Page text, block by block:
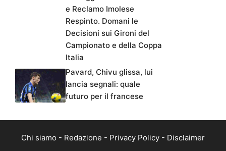
e Reclamo Imolese
Respinto. Domani le
Decisioni sui Gironi del
Campionato e della Coppa
Italia
Pavard, Chivu glissa, lui
lancia segnali: quale
futuro per il francese
Chi siamo - Redazione - Privacy Policy - Disclaimer